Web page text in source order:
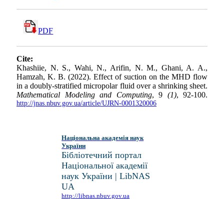
PDF
Cite:
Khashiie, N. S., Wahi, N., Arifin, N. M., Ghani, A. A.,
Hamzah, K. B. (2022). Effect of suction on the MHD flow
in a doubly-stratified micropolar fluid over a shrinking sheet.
Mathematical Modeling and Computing, 9 (1), 92-100.
http://jnas.nbuv.gov.ua/article/UJRN-0001320006
Національна академія наук
України
Бібліотечний портал
Національної академії
наук України | LibNAS
UA
http://libnas.nbuv.gov.ua